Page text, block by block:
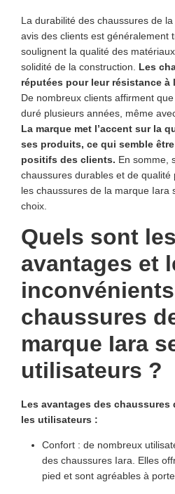
La durabilité des chaussures de
avis des clients est généralement
soulignent la qualité des
solidité de la construction. Les
réputées pour leur résistance à
De nombreux clients affirment
duré plusieurs années, même
La marque met l’accent sur la
ses produits, ce qui semble
positifs des clients. En somme,
chaussures durables et de qualité
les chaussures de la marque Iara
choix.
Quels sont les
avantages et
chaussures
marque Iara
utilisateurs ?
Les avantages des chaussures
les utilisateurs :
Confort : de nombreux
des chaussures Iara. Elles
pied et sont agréables à